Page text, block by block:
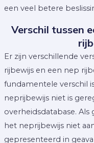
een veel betere
Verschil tussen
Er zijn verschillende
rijbewijs en een nep
fundamentele verschil
neprijbewijs niet is
overheidsdatabase.
het neprijbewijs niet
gepresenteerd in